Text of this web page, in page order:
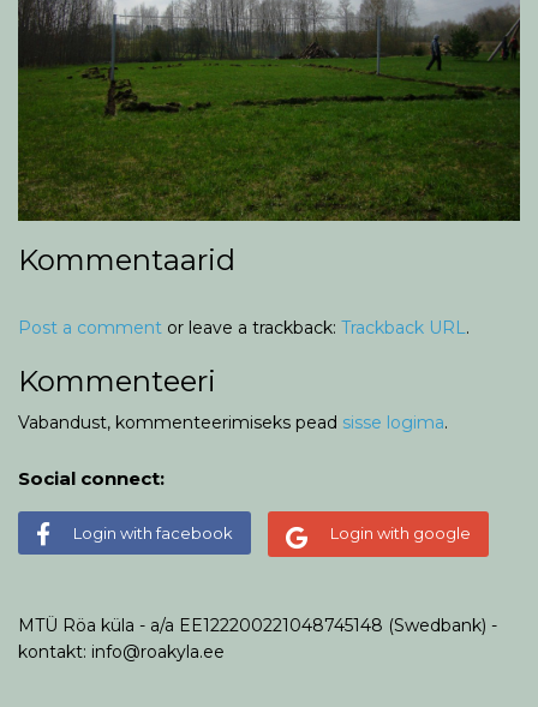
Kommentaarid
Post a comment or leave a trackback: Trackback URL.
Kommenteeri
Vabandust, kommenteerimiseks pead sisse logima.
Social connect:
Login with facebook Login with google
MTÜ Röa küla - a/a EE122200221048745148 (Swedbank) -
kontakt: info@roakyla.ee